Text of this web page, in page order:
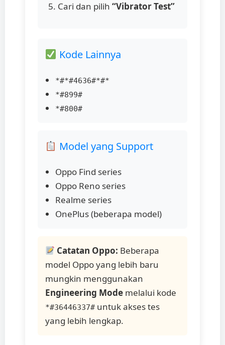
Cari dan pilih “Vibrator Test”
Kode Lainnya
*#*#4636#*#*
*#899#
*#800#
Model yang Support
Oppo Find series
Oppo Reno series
Realme series
OnePlus (beberapa model)
Catatan Oppo: Beberapa
model Oppo yang lebih baru
mungkin menggunakan
Engineering Mode melalui kode
*#36446337# untuk akses tes
yang lebih lengkap.